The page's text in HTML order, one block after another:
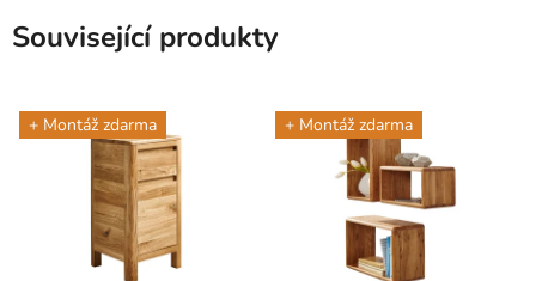
Související produkty
+ Montáž zdarma + Montáž zdarma